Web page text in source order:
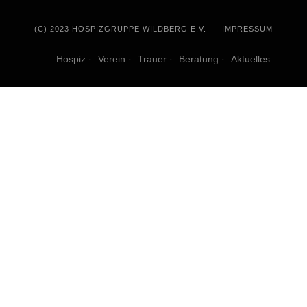
Hospiz Verein Trauer Beratung Aktuelles
(C) 2023 HOSPIZGRUPPE WILDBERG E.V. --- IMPRESSUM